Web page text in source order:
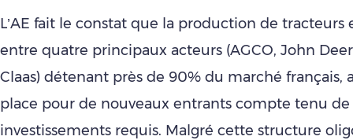
L’AE fait le constat que la production de tracteurs
entre quatre principaux acteurs (AGCO, John
Claas) détenant près de 90% du marché français,
place pour de nouveaux entrants compte tenu
investissements requis. Malgré cette structure